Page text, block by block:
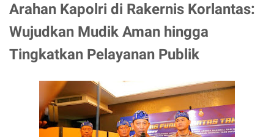
Arahan Kapolri di Rakernis Korlantas:
Wujudkan Mudik Aman hingga
Tingkatkan Pelayanan Publik